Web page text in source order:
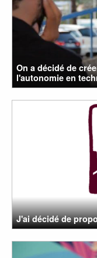
On a décidé de
l'autonomie en
J'ai décidé de